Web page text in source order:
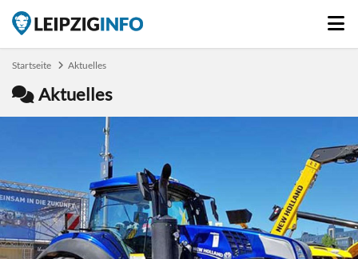
Startseite Aktuelles
Aktuelles